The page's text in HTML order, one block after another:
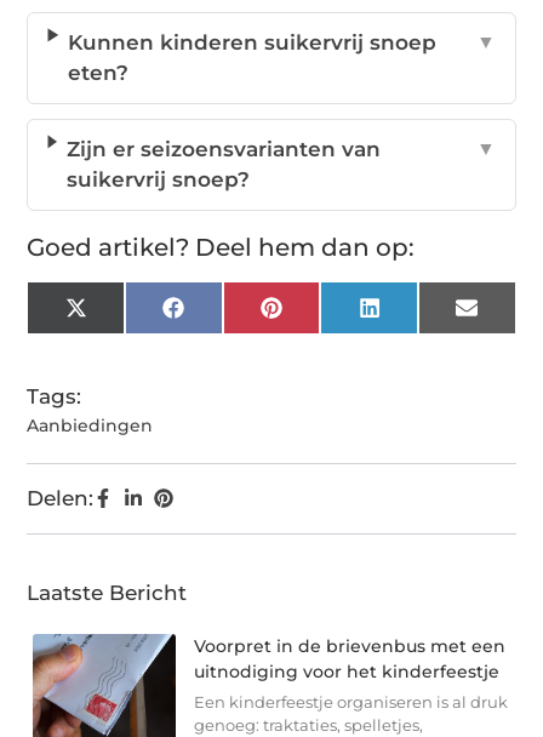
Kunnen kinderen suikervrij snoep
eten?
▼
Zijn er seizoensvarianten van
suikervrij snoep?
▼
Goed artikel? Deel hem dan op:
X
(Twitter)
FacebookPinterest LinkedIn Email
Tags:
Aanbiedingen
Delen:
Laatste Bericht
Voorpret in de brievenbus met een
uitnodiging voor het kinderfeestje
Een kinderfeestje organiseren is al druk
genoeg: traktaties, spelletjes,